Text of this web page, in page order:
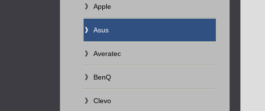
Apple
Asus
Averatec
BenQ
Clevo